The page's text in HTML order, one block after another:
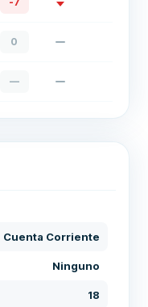
0
—
Cuenta Corriente
Ninguno
18